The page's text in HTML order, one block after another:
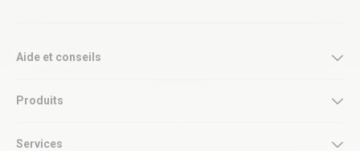
Aide et conseils
Produits
Services